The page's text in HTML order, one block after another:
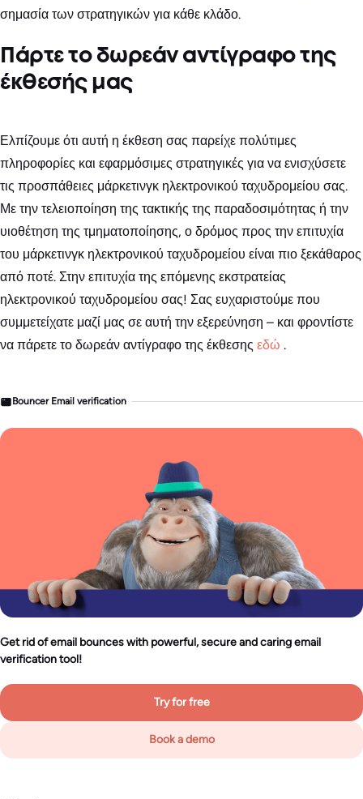
σημασία των στρατηγικών για κάθε κλάδο.
Πάρτε το δωρεάν αντίγραφο της
έκθεσής μας
Ελπίζουμε ότι αυτή η έκθεση σας παρείχε πολύτιμες
πληροφορίες και εφαρμόσιμες στρατηγικές για να ενισχύσετε
τις προσπάθειες μάρκετινγκ ηλεκτρονικού ταχυδρομείου σας.
Με την τελειοποίηση της τακτικής της παραδοσιμότητας ή την
υιοθέτηση της τμηματοποίησης, ο δρόμος προς την επιτυχία
του μάρκετινγκ ηλεκτρονικού ταχυδρομείου είναι πιο ξεκάθαρος
από ποτέ. Στην επιτυχία της επόμενης εκστρατείας
ηλεκτρονικού ταχυδρομείου σας! Σας ευχαριστούμε που
συμμετείχατε μαζί μας σε αυτή την εξερεύνηση – και φροντίστε
να πάρετε το δωρεάν αντίγραφο της έκθεσης εδώ .
Bouncer Email verification
Get rid of email bounces with powerful, secure and caring email
verification tool!
Try for free
Book a demo